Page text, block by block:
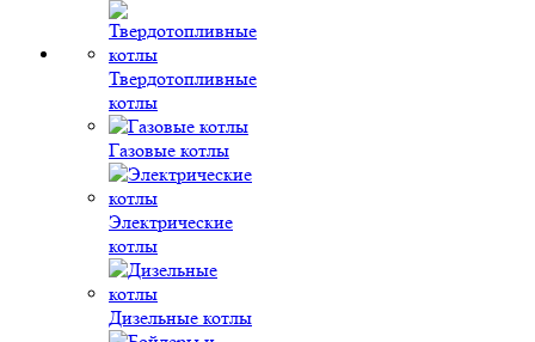
Твердотопливные
котлы
Газовые котлы
Электрические
котлы
Дизельные котлы